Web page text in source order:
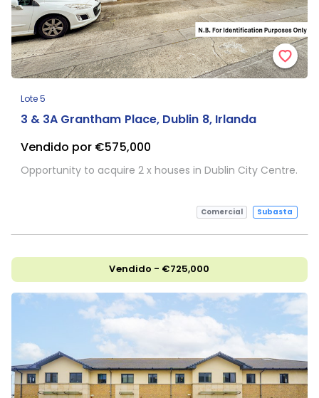
Lote 5
3 & 3A Grantham Place, Dublin 8, Irlanda
Vendido por €575,000
Opportunity to acquire 2 x houses in Dublin City Centre.
Comercial Subasta
Vendido - €725,000